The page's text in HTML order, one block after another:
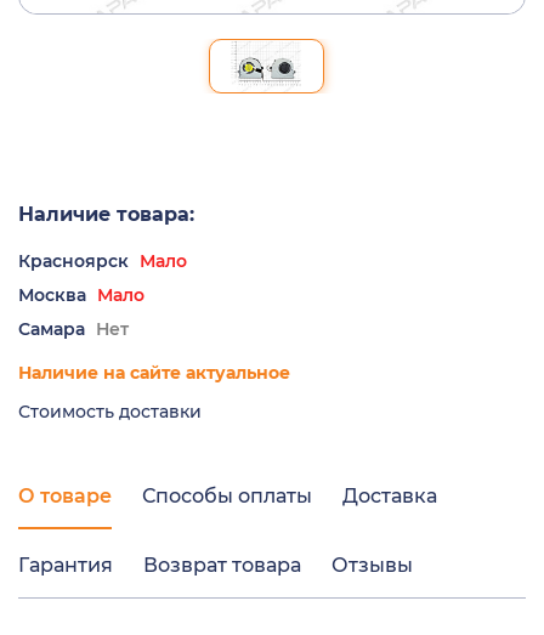
Наличие товара:
Красноярск Мало
Москва Мало
Самара Нет
Наличие на сайте актуальное
Стоимость доставки
О товаре Способы оплаты Доставка
Гарантия Возврат товара Отзывы